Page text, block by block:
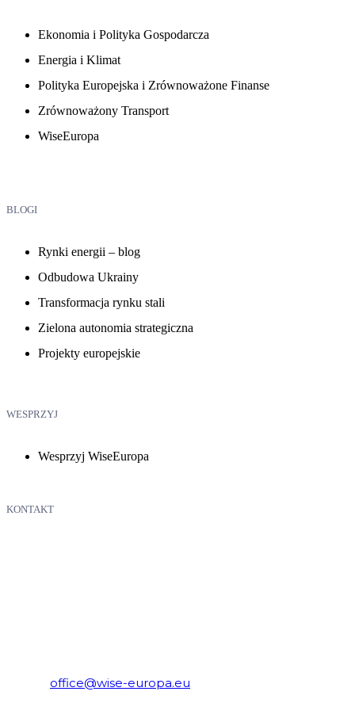
Ekonomia i Polityka Gospodarcza
Energia i Klimat
Polityka Europejska i Zrównoważone Finanse
Zrównoważony Transport
WiseEuropa
BLOGI
Rynki energii – blog
Odbudowa Ukrainy
Transformacja rynku stali
Zielona autonomia strategiczna
Projekty europejskie
WESPRZYJ
Wesprzyj WiseEuropa
KONTAKT
office@wise-europa.eu